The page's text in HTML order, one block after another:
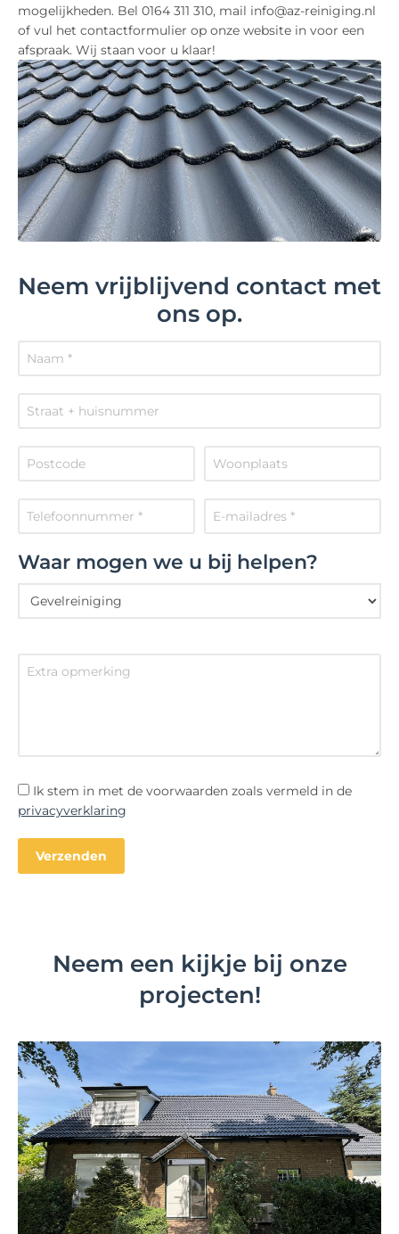
mogelijkheden. Bel 0164 311 310, mail info@az-reiniging.nl
of vul het contactformulier op onze website in voor een
afspraak. Wij staan voor u klaar!
Neem vrijblijvend contact met
ons op.
Waar mogen we u bij helpen?
Ik stem in met de voorwaarden zoals vermeld in de
privacyverklaring
Neem een kijkje bij onze
projecten!
Bekijk project